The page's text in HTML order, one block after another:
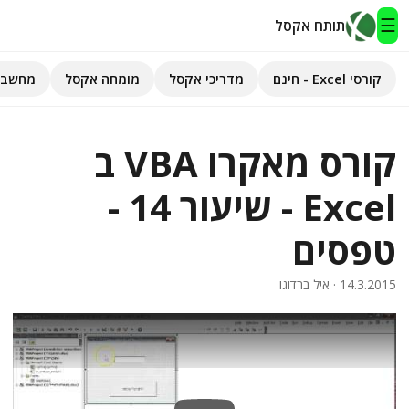
☰ תותח אקסל
קורסי Excel - חינם
מדריכי אקסל
מחשבוני אקסל
פיתוח אפליקציות
חיפוש
קורסי Excel - חינם מדריכי אקסל מומחה אקסל
קורס מאקרו VBA ב
Excel - שיעור 14 -
טפסים
14.3.2015 · איל ברדוגו